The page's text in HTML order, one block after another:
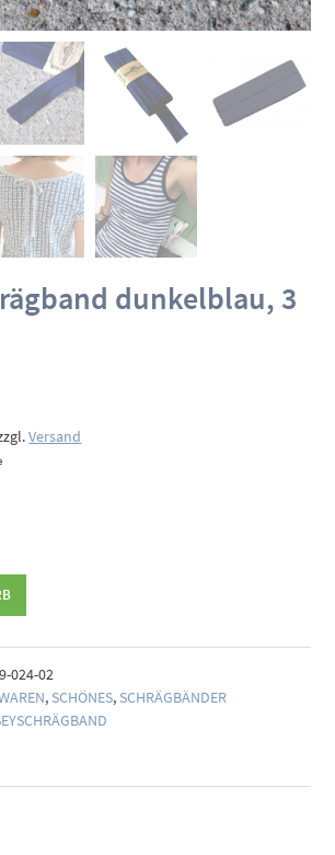
dunkelblau, 3
Versand
024-02
, SCHÖNES, SCHRÄGBÄNDER